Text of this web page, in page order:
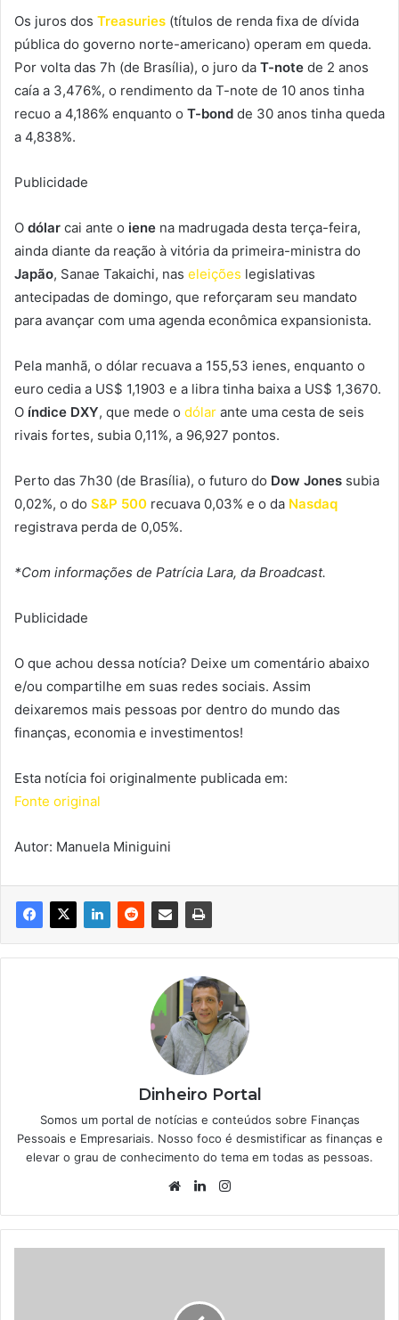
Os juros dos Treasuries (títulos de renda fixa de dívida
pública do governo norte-americano) operam em queda.
Por volta das 7h (de Brasília), o juro da T-note de 2 anos
caía a 3,476%, o rendimento da T-note de 10 anos tinha
recuo a 4,186% enquanto o T-bond de 30 anos tinha queda
a 4,838%.
Publicidade
O dólar cai ante o iene na madrugada desta terça-feira,
ainda diante da reação à vitória da primeira-ministra do
Japão, Sanae Takaichi, nas eleições legislativas
antecipadas de domingo, que reforçaram seu mandato
para avançar com uma agenda econômica expansionista.
Pela manhã, o dólar recuava a 155,53 ienes, enquanto o
euro cedia a US$ 1,1903 e a libra tinha baixa a US$ 1,3670.
O índice DXY, que mede o dólar ante uma cesta de seis
rivais fortes, subia 0,11%, a 96,927 pontos.
Perto das 7h30 (de Brasília), o futuro do Dow Jones subia
0,02%, o do S&P 500 recuava 0,03% e o da Nasdaq
registrava perda de 0,05%.
*Com informações de Patrícia Lara, da Broadcast.
Publicidade
O que achou dessa notícia? Deixe um comentário abaixo
e/ou compartilhe em suas redes sociais. Assim
deixaremos mais pessoas por dentro do mundo das
finanças, economia e investimentos!
Esta notícia foi originalmente publicada em:
Fonte original
Autor: Manuela Miniguini
Dinheiro Portal
Somos um portal de notícias e conteúdos sobre Finanças
Pessoais e Empresariais. Nosso foco é desmistificar as finanças e
elevar o grau de conhecimento do tema em todas as pessoas.
WebsiteLinkedin